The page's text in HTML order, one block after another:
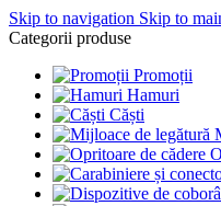
Skip to navigation Skip to
Categorii produse
Promoții
Hamuri
Căști